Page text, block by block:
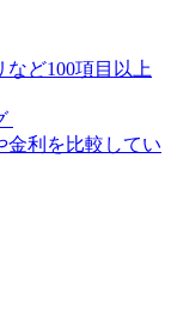
ど100項目以上
金利を比較してい